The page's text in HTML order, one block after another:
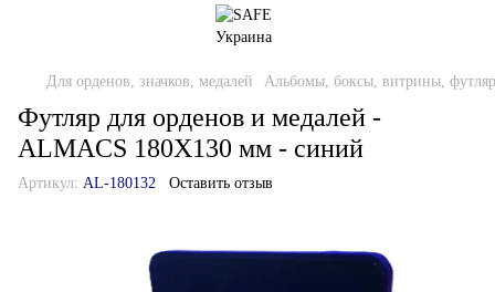
Для орденов, значков, медалей Альбомы, боксы, витрины,
Футляр для орденов и медалей -
ALMACS 180Х130 мм - синий
Артикул: AL-180132 Оставить отзыв